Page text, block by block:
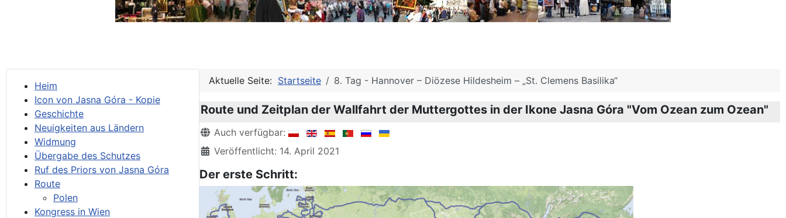
Heim
Icon von Jasna Góra - Kopie
Geschichte
Neuigkeiten aus Ländern
Widmung
Übergabe des Schutzes
Ruf des Priors von Jasna Góra
Route
Polen
Kongress in Wien
Aktuelle Seite: Startseite 8. Tag - Hannover – Diözese Hildesheim – „St. Clemens Basilika“
Route und Zeitplan der Wallfahrt der Muttergottes in der Ikone Jasna Góra "Vom Ozean zum Ozean"
Details
Auch verfügbar:
Veröffentlicht: 14. April 2021
Der erste Schritt: